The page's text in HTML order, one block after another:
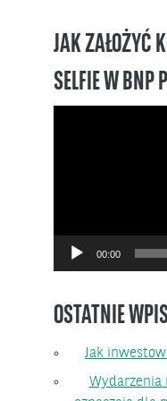
JAK ZAŁOŻYĆ
SELFIE W BNP
00:00
OSTATNIE
Jak
Wydarzenia